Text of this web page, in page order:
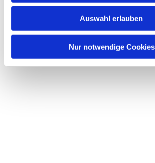
Auswahl erlauben
Nur notwendige Cookies